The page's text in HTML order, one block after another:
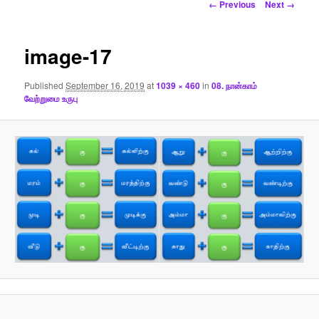
← Previous Next →
image-17
PublishedSeptember 16, 2019 at1039 × 460in08. நான்காம்
வேற்றுமை உருபு